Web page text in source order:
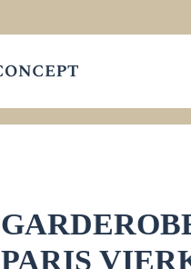
PARIS